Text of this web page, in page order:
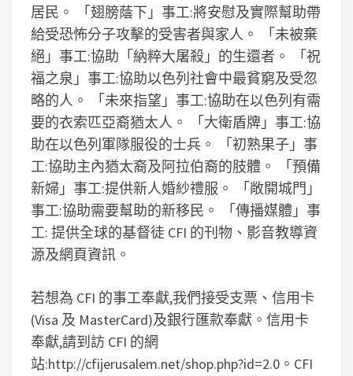
居民。 「翅膀蔭下」事工:將安慰及實際幫助帶
給受恐怖分子攻擊的受害者與家人。 「未被棄
絕」事工:協助「納粹大屠殺」的生還者。 「祝
福之泉」事工:協助以色列社會中最貧窮及受忽
略的人。 「未來指望」事工:協助在以色列有需
要的衣索匹亞裔猶太人。 「大衛盾牌」事工:協
助在以色列軍隊服役的士兵。 「初熟果子」事
工:協助主內猶太裔及阿拉伯裔的肢體。 「預備
新婦」事工:提供新人婚紗禮服。 「敞開城門」
事工:協助需要幫助的新移民。 「傳播媒體」事
工: 提供全球的基督徒 CFI 的刊物、影音教導資
源及網頁資訊。
若想為 CFI 的事工奉獻,我們接受支票、信用卡
(Visa 及 MasterCard)及銀行匯款奉獻。信用卡
奉獻,請到訪 CFI 的網
站:http://cfijerusalem.net/shop.php?id=2.0。CFI